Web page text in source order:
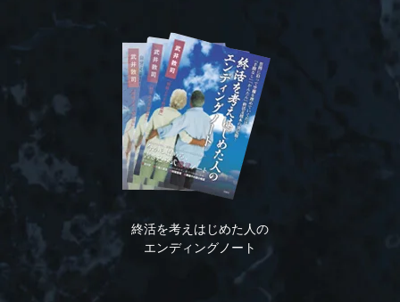
終活を考えはじめた人の
エンディングノート